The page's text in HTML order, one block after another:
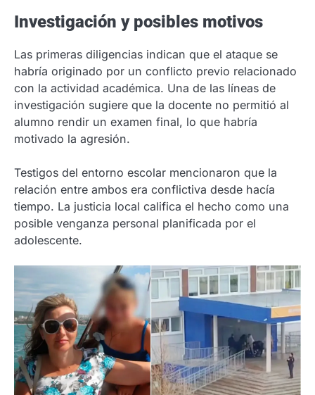
Investigación y posibles motivos
Las primeras diligencias indican que el ataque se
habría originado por un conflicto previo relacionado
con la actividad académica. Una de las líneas de
investigación sugiere que la docente no permitió al
alumno rendir un examen final, lo que habría
motivado la agresión.
Testigos del entorno escolar mencionaron que la
relación entre ambos era conflictiva desde hacía
tiempo. La justicia local califica el hecho como una
posible venganza personal planificada por el
adolescente.